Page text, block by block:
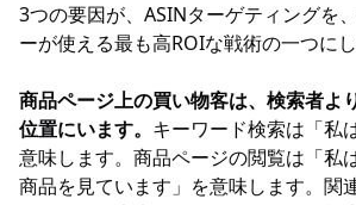
3つの要因が、ASINターゲティングを
ーが使える最も高ROIな戦術の一つにし
商品ページ上の買い物客は、検索者よ
位置にいます。 キーワード検索は「私
意味します。商品ページの閲覧は「私
商品を見ています」を意味します。関